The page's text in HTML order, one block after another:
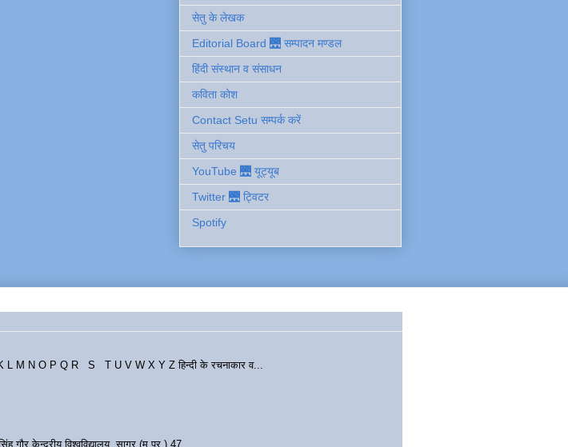
सेतु के लेखक
Editorial Board 🌉 सम्पादन मण्डल
हिंदी संस्थान व संसाधन
कविता कोश
Contact Setu सम्पर्क करें
सेतु परिचय
YouTube 🌉 यूट्यूब
Twitter 🌉 ट्विटर
Spotify
M N O P Q R S T U V W X Y Z हिन्दी के रचनाकार व...
गौर केन्द्रीय विश्वविद्यालय, सागर (म.प्र.) 47...